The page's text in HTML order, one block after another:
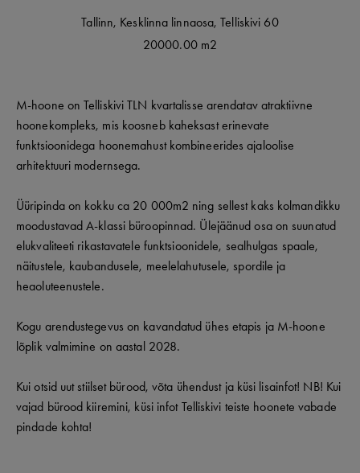
Tallinn, Kesklinna linnaosa,Telliskivi 60
20000.00 m2
M-hoone on Telliskivi TLN kvartalisse arendatav atraktiivne
hoonekompleks, mis koosneb kaheksast erinevate
funktsioonidega hoonemahust kombineerides ajaloolise
arhitektuuri modernsega.
Üüripinda on kokku ca 20 000m2 ning sellest kaks kolmandikku
moodustavad A-klassi büroopinnad. Ülejäänud osa on suunatud
elukvaliteeti rikastavatele funktsioonidele, sealhulgas spaale,
näitustele, kaubandusele, meelelahutusele, spordile ja
heaoluteenustele.
Kogu arendustegevus on kavandatud ühes etapis ja M-hoone
lõplik valmimine on aastal 2028.
Kui otsid uut stiilset bürood, võta ühendust ja küsi lisainfot! NB! Kui
vajad bürood kiiremini, küsi infot Telliskivi teiste hoonete vabade
pindade kohta!